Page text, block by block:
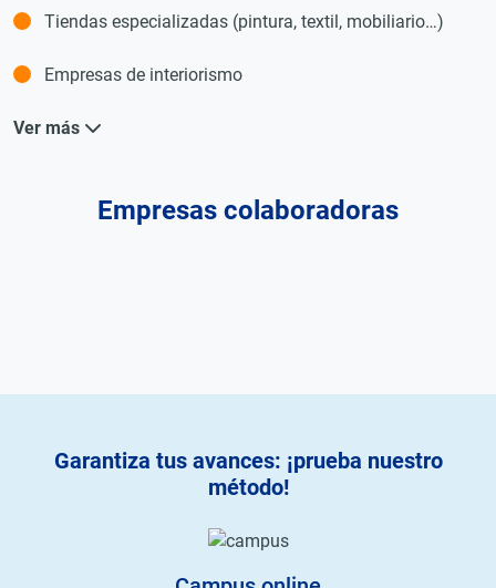
Tiendas especializadas (pintura, textil, mobiliario…)
Empresas de interiorismo
Ver más
Empresas colaboradoras
Garantiza tus avances: ¡prueba nuestro
método!